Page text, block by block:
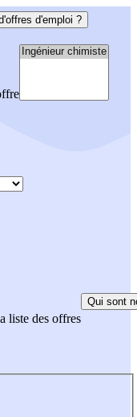
d'emploi ?
liste des offres
Qui sont